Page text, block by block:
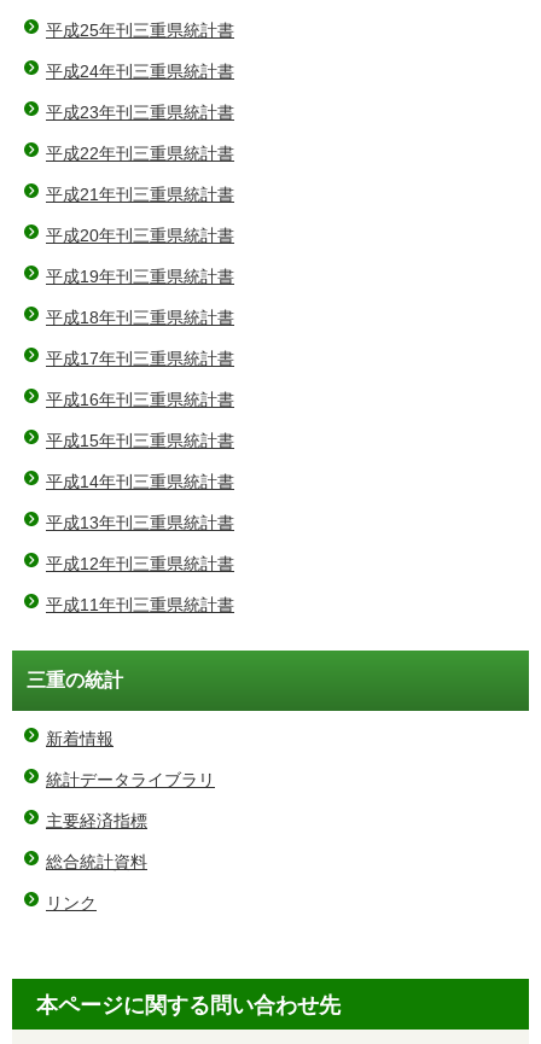
平成25年刊三重県統計書
平成24年刊三重県統計書
平成23年刊三重県統計書
平成22年刊三重県統計書
平成21年刊三重県統計書
平成20年刊三重県統計書
平成19年刊三重県統計書
平成18年刊三重県統計書
平成17年刊三重県統計書
平成16年刊三重県統計書
平成15年刊三重県統計書
平成14年刊三重県統計書
平成13年刊三重県統計書
平成12年刊三重県統計書
平成11年刊三重県統計書
三重の統計
新着情報
統計データライブラリ
主要経済指標
総合統計資料
リンク
本ページに関する問い合わせ先